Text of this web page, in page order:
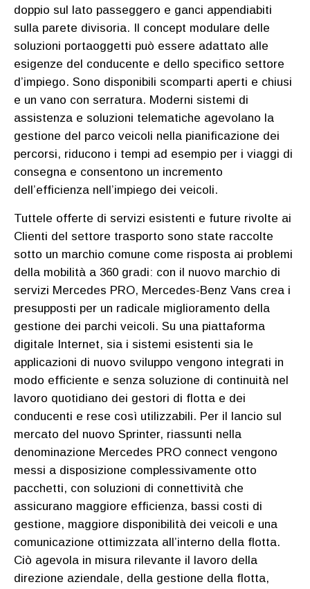
doppio sul lato passeggero e ganci appendiabiti
sulla parete divisoria. Il concept modulare delle
soluzioni portaoggetti può essere adattato alle
esigenze del conducente e dello specifico settore
d’impiego. Sono disponibili scomparti aperti e chiusi
e un vano con serratura. Moderni sistemi di
assistenza e soluzioni telematiche agevolano la
gestione del parco veicoli nella pianificazione dei
percorsi, riducono i tempi ad esempio per i viaggi di
consegna e consentono un incremento
dell’efficienza nell’impiego dei veicoli.
Tuttele offerte di servizi esistenti e future rivolte ai
Clienti del settore trasporto sono state raccolte
sotto un marchio comune come risposta ai problemi
della mobilità a 360 gradi: con il nuovo marchio di
servizi Mercedes PRO, Mercedes-Benz Vans crea i
presupposti per un radicale miglioramento della
gestione dei parchi veicoli. Su una piattaforma
digitale Internet, sia i sistemi esistenti sia le
applicazioni di nuovo sviluppo vengono integrati in
modo efficiente e senza soluzione di continuità nel
lavoro quotidiano dei gestori di flotta e dei
conducenti e rese così utilizzabili. Per il lancio sul
mercato del nuovo Sprinter, riassunti nella
denominazione Mercedes PRO connect vengono
messi a disposizione complessivamente otto
pacchetti, con soluzioni di connettività che
assicurano maggiore efficienza, bassi costi di
gestione, maggiore disponibilità dei veicoli e una
comunicazione ottimizzata all’interno della flotta.
Ciò agevola in misura rilevante il lavoro della
direzione aziendale, della gestione della flotta,